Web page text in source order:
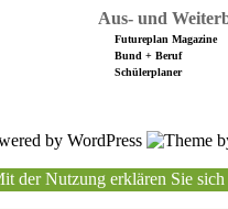
Aus- und
Futureplan Magazine
Bund + Beruf
Schülerplaner
der Nutzung erklären Sie